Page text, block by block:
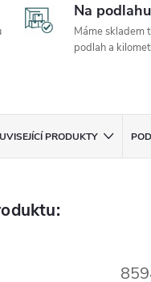
Na
Máme skladem
podlah a
PRODUKTY